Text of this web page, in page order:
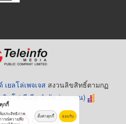
ยลโล่เพจเจส สงวนลิขสิทธิ์ตามกฏ
อินโฟ มีเดีย จำกัด (มหาชน)
กกี้
มประสิทธิภาพ
ารณ์ความพึง
ตั้งค่าคุกกี้ ยอมรับ